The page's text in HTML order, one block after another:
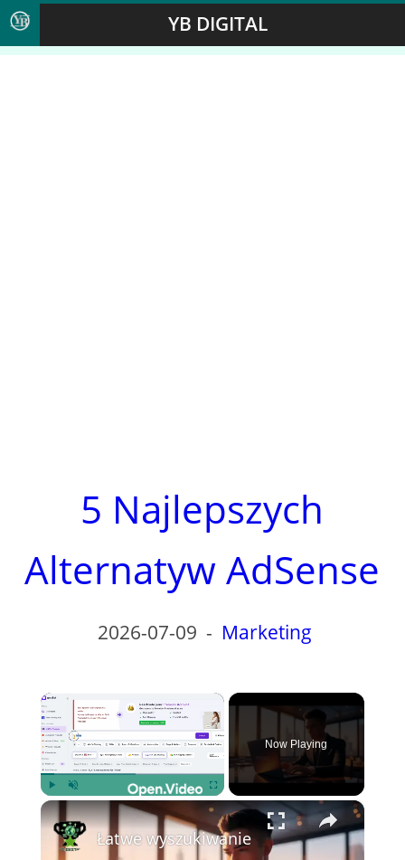
YB DIGITAL
5 Najlepszych
Alternatyw AdSense
2026-07-09 - Marketing
×
Play Unmute Fullscreen
Now Playing
×
Łatwe wyszukiwanie najlepszych